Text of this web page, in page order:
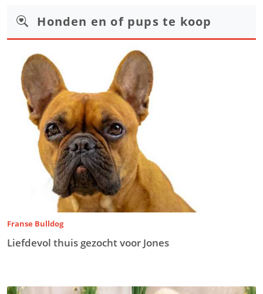
Honden en of pups te koop
Franse Bulldog
Liefdevol thuis gezocht voor Jones